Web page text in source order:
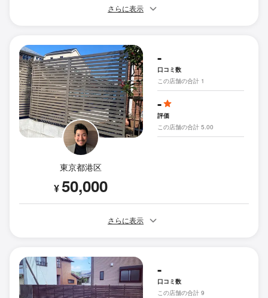
さらに表示
東京都港区
¥50,000
-
口コミ数
この店舗の合計 1
-
評価
この店舗の合計 5.00
さらに表示
-
口コミ数
この店舗の合計 9